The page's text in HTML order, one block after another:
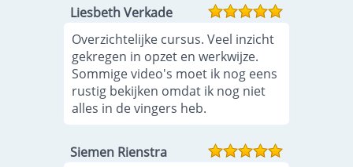
Liesbeth Verkade
Overzichtelijke cursus. Veel inzicht
gekregen in opzet en werkwijze.
Sommige video's moet ik nog eens
rustig bekijken omdat ik nog niet
alles in de vingers heb.
Siemen Rienstra